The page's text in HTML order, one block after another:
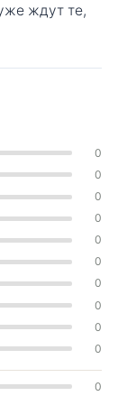
ждут те,
0
0
0
0
0
0
0
0
0
0
0